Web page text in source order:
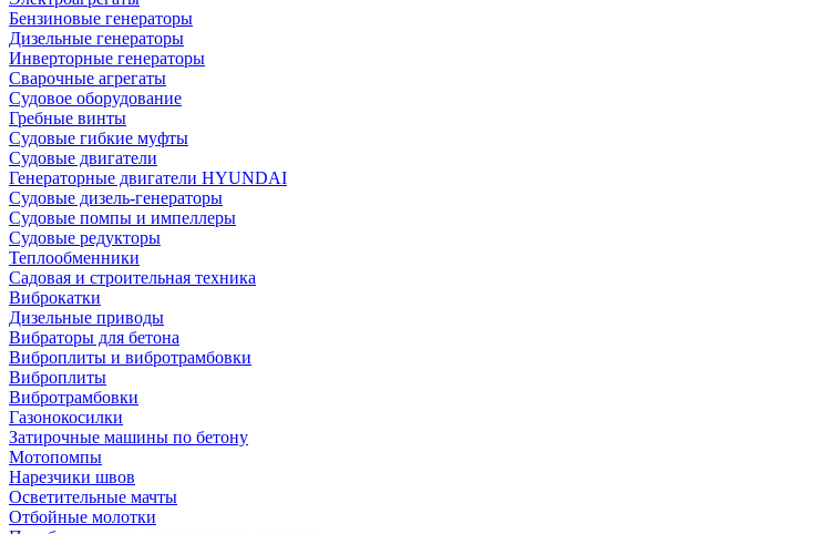
Бензиновые генераторы
Дизельные генераторы
Инверторные генераторы
Сварочные агрегаты
Судовое оборудование
Гребные винты
Судовые гибкие муфты
Судовые двигатели
Генераторные двигатели HYUNDAI
Судовые дизель-генераторы
Судовые помпы и импеллеры
Судовые редукторы
Теплообменники
Садовая и строительная техника
Виброкатки
Дизельные приводы
Вибраторы для бетона
Виброплиты и вибротрамбовки
Виброплиты
Вибротрамбовки
Газонокосилки
Затирочные машины по бетону
Мотопомпы
Нарезчики швов
Осветительные мачты
Отбойные молотки